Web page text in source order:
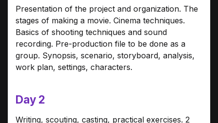
Presentation of the project and organization. The
stages of making a movie. Cinema techniques.
Basics of shooting techniques and sound
recording. Pre-production file to be done as a
group. Synopsis, scenario, storyboard, analysis,
work plan, settings, characters.
Day 2
Writing, scouting, casting, practical exercises. 2